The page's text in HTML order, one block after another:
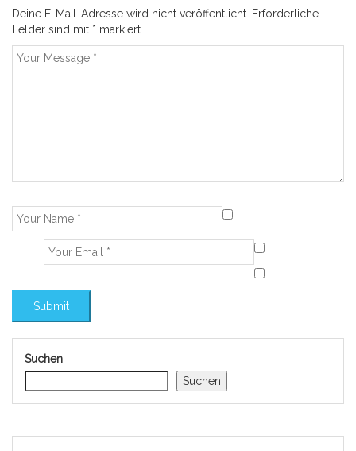
Deine E-Mail-Adresse wird nicht veröffentlicht. Erforderliche
Felder sind mit * markiert
Suchen
Suchen